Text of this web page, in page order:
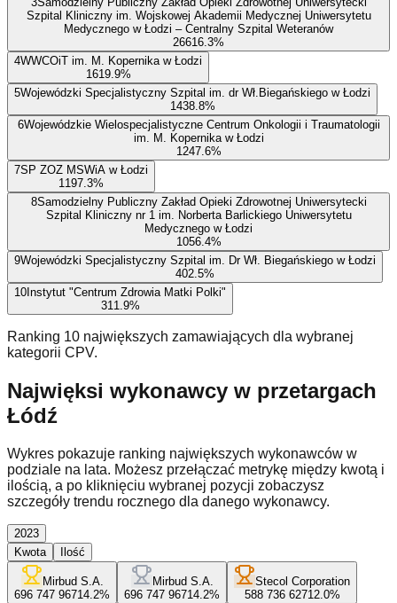
Szpital Kliniczny im. Wojskowej Akademii Medycznej Uniwersytetu
Medycznego w Łodzi – Centralny Szpital Weteranów
26616.3%
4WWCOiT im. M. Kopernika w Łodzi
1619.9%
5Wojewódzki Specjalistyczny Szpital im. dr Wł.Biegańskiego w Łodzi
1438.8%
6Wojewódzkie Wielospecjalistyczne Centrum Onkologii i Traumatologii
im. M. Kopernika w Łodzi
1247.6%
7SP ZOZ MSWiA w Łodzi
1197.3%
8Samodzielny Publiczny Zakład Opieki Zdrowotnej Uniwersytecki
Szpital Kliniczny nr 1 im. Norberta Barlickiego Uniwersytetu
Medycznego w Łodzi
1056.4%
9Wojewódzki Specjalistyczny Szpital im. Dr Wł. Biegańskiego w Łodzi
402.5%
10 Instytut "Centrum Zdrowia Matki Polki"
311.9%
Ranking 10 największych zamawiających dla wybranej
kategorii CPV.
Najwięksi wykonawcy w przetargach
Łódź
Wykres pokazuje ranking największych wykonawców w
podziale na lata. Możesz przełączać metrykę między kwotą i
ilością, a po kliknięciu wybranej pozycji zobaczysz
szczegóły trendu rocznego dla danego wykonawcy.
2023
Kwota
Ilość
Mirbud S.A.
696 747 96714.2%
Mirbud S.A.
696 747 96714.2%
Stecol Corporation
588 736 62712.0%